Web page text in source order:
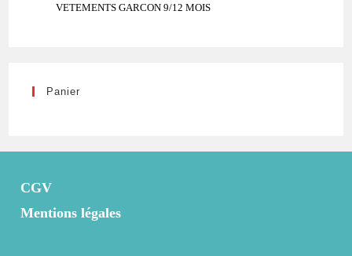
VETEMENTS GARCON 9/12 MOIS
Panier
CGV
Mentions légales